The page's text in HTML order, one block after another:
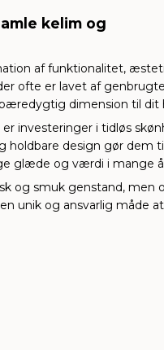
kelim og
af funktionalitet,
ofte er lavet af
dimension til dit
investeringer i tidløs
holdbare design gør dem
glæde og værdi i mange
og smuk genstand, men
unik og ansvarlig måde